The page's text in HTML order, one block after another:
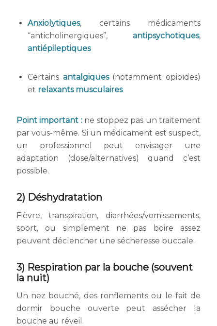
Anxiolytiques, certains médicaments
“anticholinergiques”,antipsychotiques,
antiépileptiques
Certains antalgiques(notamment opioïdes)
et relaxants musculaires
Point important :ne stoppez pas un traitement
par vous-même. Si un médicament est suspect,
un professionnel peut envisager une
adaptation (dose/alternatives) quand c’est
possible.
2) Déshydratation
Fièvre, transpiration, diarrhées/vomissements,
sport, ou simplement ne pas boire assez
peuvent déclencher une sécheresse buccale.
3) Respiration par la bouche (souvent
la nuit)
Un nez bouché, des ronflements ou le fait de
dormir bouche ouverte peut assécher la
bouche au réveil.